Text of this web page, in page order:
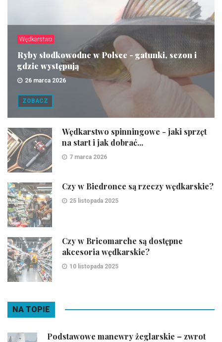
Wędkarstwo
Ryby słodkowodne w Polsce - gatunki, sezon i
gdzie występują
26 marca 2026
ZOBACZ
Wędkarstwo spinningowe - jaki sprzęt
na start i jak dobrać...
7 marca 2026
Czy w Biedronce są rzeczy wędkarskie?
25 listopada 2025
Czy w Bricomarche są dostępne
akcesoria wędkarskie?
10 listopada 2025
NA TOPIE
Podstawowe manewry żeglarskie – zwrot